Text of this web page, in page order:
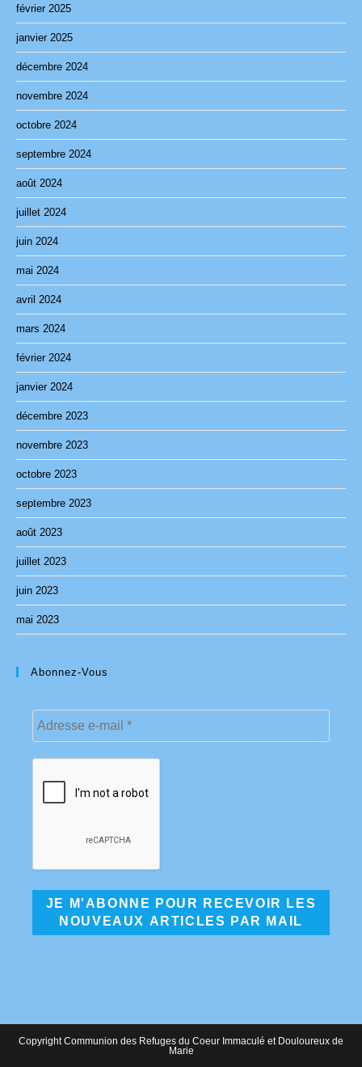
février 2025
janvier 2025
décembre 2024
novembre 2024
octobre 2024
septembre 2024
août 2024
juillet 2024
juin 2024
mai 2024
avril 2024
mars 2024
février 2024
janvier 2024
décembre 2023
novembre 2023
octobre 2023
septembre 2023
août 2023
juillet 2023
juin 2023
mai 2023
Abonnez-Vous
Copyright Communion des Refuges du Coeur Immaculé et Douloureux de
Marie